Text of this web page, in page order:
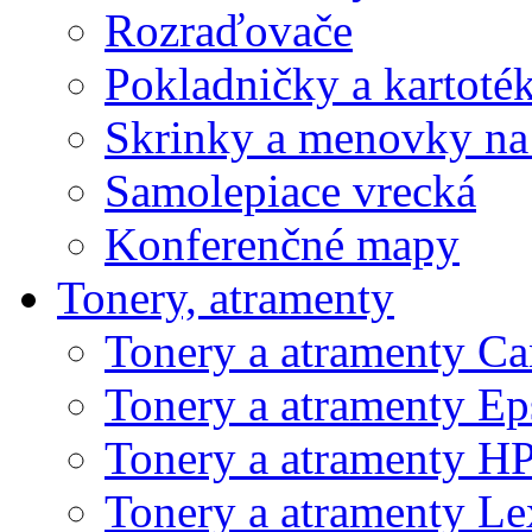
Rozraďovače
Pokladničky a
Skrinky a menovky
Samolepiace vrecká
Konferenčné mapy
Tonery, atramenty
Tonery a atramenty
Tonery a atramenty
Tonery a atramenty
Tonery a atramenty